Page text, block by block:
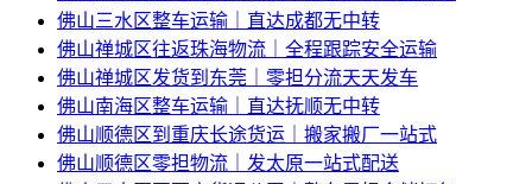
佛山三水区整车运输｜直达成都无中转
佛山禅城区往返珠海物流｜全程跟踪安全运输
佛山禅城区发货到东莞｜零担分流天天发车
佛山南海区整车运输｜直达抚顺无中转
佛山顺德区到重庆长途货运｜搬家搬厂一站式
佛山顺德区零担物流｜发太原一站式配送